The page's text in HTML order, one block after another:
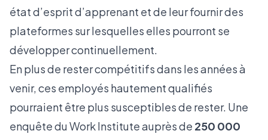
état d’esprit d’apprenant et de leur fournir des
plateformes sur lesquelles elles pourront se
développer continuellement.
En plus de rester compétitifs dans les années à
venir, ces employés hautement qualifiés
pourraient être plus susceptibles de rester. Une
enquête du Work Institute auprès de 250 000